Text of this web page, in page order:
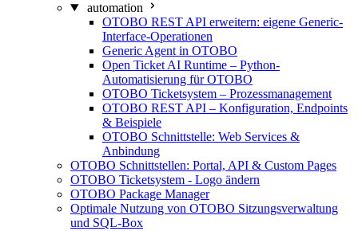
automation
OTOBO REST API erweitern: eigene Generic-
Interface-Operationen
Generic Agent in OTOBO
Open Ticket AI Runtime – Python-
Automatisierung für OTOBO
OTOBO Ticketsystem – Prozessmanagement
OTOBO REST API – Konfiguration, Endpoints
& Beispiele
OTOBO Schnittstelle: Web Services &
Anbindung
OTOBO Schnittstellen: Portal, API & Custom Pages
OTOBO Ticketsystem - Logo ändern
OTOBO Package Manager
Optimale Nutzung von OTOBO Sitzungsverwaltung
und SQL-Box